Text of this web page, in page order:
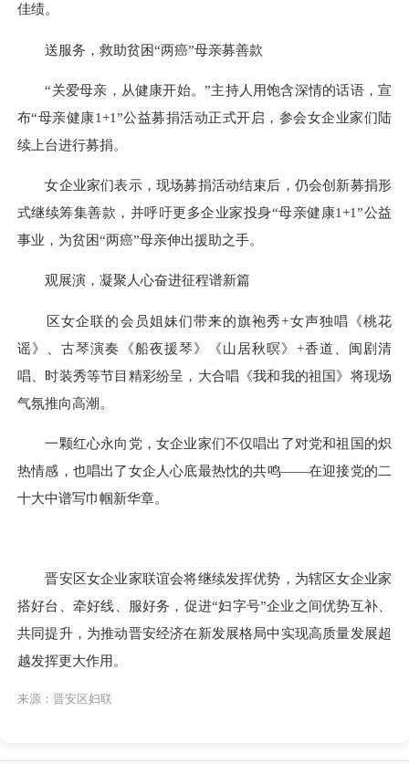
佳绩。
送服务，救助贫困“两癌”母亲募善款
“关爱母亲，从健康开始。”主持人用饱含深情的话语，宣
布“母亲健康1+1”公益募捐活动正式开启，参会女企业家们陆
续上台进行募捐。
女企业家们表示，现场募捐活动结束后，仍会创新募捐形
式继续筹集善款，并呼吁更多企业家投身“母亲健康1+1”公益
事业，为贫困“两癌”母亲伸出援助之手。
观展演，凝聚人心奋进征程谱新篇
区女企联的会员姐妹们带来的旗袍秀+女声独唱《桃花
谣》、古琴演奏《船夜援琴》《山居秋暝》+香道、闽剧清
唱、时装秀等节目精彩纷呈，大合唱《我和我的祖国》将现场
气氛推向高潮。
一颗红心永向党，女企业家们不仅唱出了对党和祖国的炽
热情感，也唱出了女企人心底最热忱的共鸣——在迎接党的二
十大中谱写巾帼新华章。
晋安区女企业家联谊会将继续发挥优势，为辖区女企业家
搭好台、牵好线、服好务，促进“妇字号”企业之间优势互补、
共同提升，为推动晋安经济在新发展格局中实现高质量发展超
越发挥更大作用。
来源：晋安区妇联